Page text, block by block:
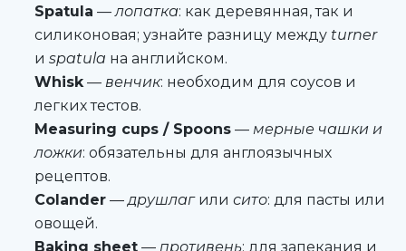
Spatula —лопатка: как деревянная, так и
силиконовая; узнайте разницу между turner
иspatula на английском.
Whisk—венчик: необходим для соусов и
легких тестов.
Measuring cups / Spoons —мерные чашки и
ложки: обязательны для англоязычных
рецептов.
Colander —друшлагилисито: для пасты или
овощей.
Baking sheet — противень: для запекания и